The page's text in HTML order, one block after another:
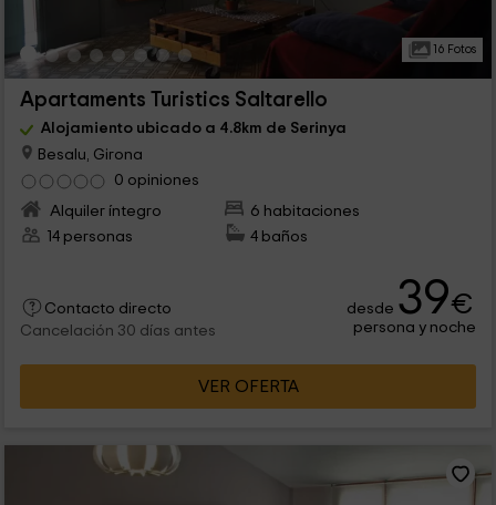
16 Fotos
Apartaments Turistics Saltarello
Alojamiento ubicado a 4.8km de Serinya
Besalu, Girona
0 opiniones
Alquiler íntegro
6 habitaciones
14 personas
4 baños
Contacto directo
Cancelación 30 días antes
desde 39€
persona y noche
VER OFERTA